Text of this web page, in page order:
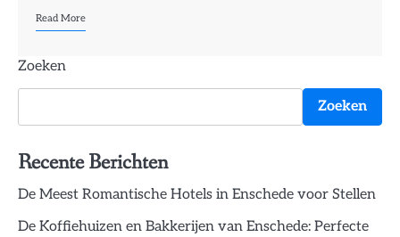
Read More
Zoeken
Zoeken
Recente Berichten
De Meest Romantische Hotels in Enschede voor Stellen
De Koffiehuizen en Bakkerijen van Enschede: Perfecte